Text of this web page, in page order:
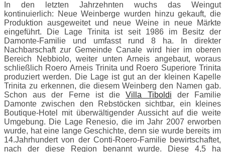
In den letzten Jahrzehnten wuchs das Weingut
kontinuierlich: Neue Weinberge wurden hinzu gekauft, die
Produktion ausgeweitet und neue Weine in neue Märkte
eingeführt. Die Lage Trinita ist seit 1986 im Besitz der
Damonte-Familie und umfasst rund 8 ha. In direkter
Nachbarschaft zur Gemeinde Canale wird hier im oberen
Bereich Nebbiolo, weiter unten Arneis angebaut, woraus
schließlich Roero Arneis Trinita und Roero Superiore Trinita
produziert werden. Die Lage ist gut an der kleinen Kapelle
Trinita zu erkennen, die diesem Weinberg den Namen gab.
Schon aus der Ferne ist dieVilla Tiboldi der Familie
Damonte zwischen den Rebstöcken sichtbar, ein kleines
Boutique-Hotel mit überwältigender Aussicht auf die weite
Umgebung. Die Lage Renesio, die im Jahr 2007 erworben
wurde, hat eine lange Geschichte, denn sie wurde bereits im
14.Jahrhundert von der Conti-Roero-Familie bewirtschaftet,
nach der diese Region benannt wurde. Diese 4,5 ha